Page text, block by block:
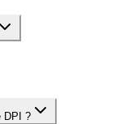
DPI ?